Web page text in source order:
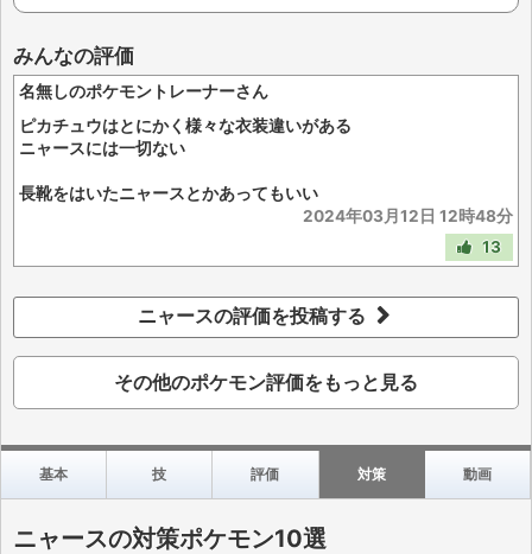
みんなの評価
名無しのポケモントレーナーさん
ピカチュウはとにかく様々な衣装違いがある
ニャースには一切ない
長靴をはいたニャースとかあってもいい
2024年03月12日 12時48分
13
ニャースの評価を投稿する
その他のポケモン評価をもっと見る
基本 技 評価 対策 動画
ニャースの対策ポケモン10選